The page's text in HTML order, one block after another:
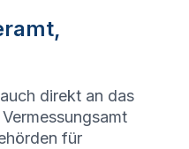
direkt an das
für